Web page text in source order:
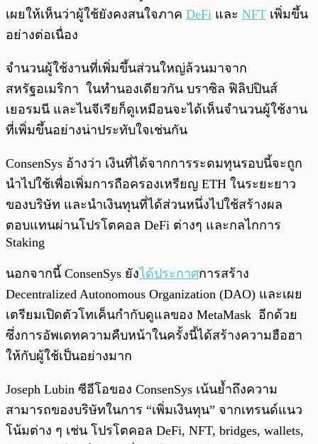
เผยให้เห็นว่าผู้ใช้ยังคงสนใจภาค DeFi และ NFT เพิ่มขึ้น
อย่างต่อเนื่อง
จำนวนผู้ใช้งานที่เพิ่มขึ้นส่วนใหญ่ล้วนมาจาก
สหรัฐอเมริกา ในทำนองเดียวกัน บราซิล ฟิลิปปินส์
เยอรมนี และไนจีเรียก็ดูเหมือนจะได้เห็นจำนวนผู้ใช้งาน
ที่เพิ่มขึ้นอย่างน่าประทับใจเช่นกัน
ConsenSys อ้างว่า เงินที่ได้จากการระดมทุนรอบนี้จะถูก
นำไปใช้เพื่อเพิ่มการถือครองเหรียญ ETH ในระยะยาว
ของบริษัท และนำเงินทุนที่ได้ส่วนหนึ่งไปใช้สร้างผล
ตอบแทนผ่านโปรโตคอล DeFi ต่างๆ และกลไกการ
Staking
นอกจากนี้ ConsenSys ยังได้ประกาศการสร้าง
Decentralized Autonomous Organization (DAO) และเผย
เตรียมเปิดตัวโทเค็นกำกับดูแลของ MetaMask อีกด้วย
ซึ่งการอัพเดทความคืบหน้าในครั้งนี้ได้สร้างความฮือฮา
ให้กับผู้ใช้เป็นอย่างมาก
Joseph Lubin ซีอีโอของ ConsenSys เน้นย้ำถึงความ
สามารถของบริษัทในการ “เพิ่มเงินทุน” จากเทรนด์แนว
โน้มต่าง ๆ เช่น โปรโตคอล DeFi, NFT, bridges, wallets,